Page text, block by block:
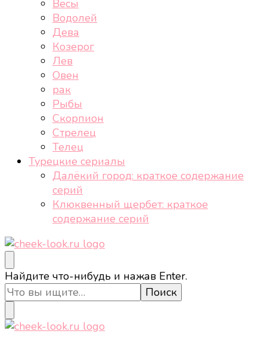
Весы
Водолей
Дева
Козерог
Лев
Овен
рак
Рыбы
Скорпион
Стрелец
Телец
Турецкие сериалы
Далёкий город: краткое содержание
серий
Клюквенный щербет: краткое
содержание серий
cheek-look.ru
Женский сайт о звездах и кино, а также трендах,
здоровом образе жизни, спорте, стиле, отдыхе и
еде.
Ищите
что-
то?
Найдите что-нибудь и нажав Enter.